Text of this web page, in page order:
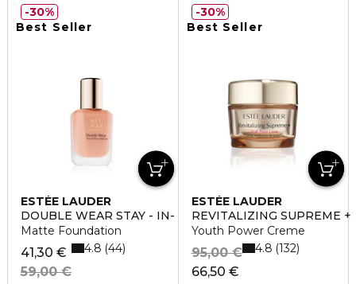
Best Seller
ESTÉE LAUDER
DOUBLE WEAR STAY - IN- PLACE MATTE FOUNDATION
Matte Foundation
41,30 €
59,00 €
4.8 44
30%
Best Seller
ESTÉE LAUDER
REVITALIZING SUPREME +
Youth Power Creme
66,50 €
95,00 € 4.8 132
30%